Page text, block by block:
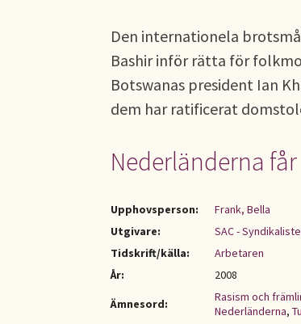
Den internationela
Bashir inför rätta för
Botswanas president Ian
dem har ratificerat
Nederländerna
Upphovsperson:
Frank, Bella
Utgivare:
SAC -
Tidskrift/källa:
Arbetaren
År:
2008
Ämnesord:
Rasism och
Nederländerna,